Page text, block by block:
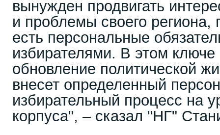
вынужден продвигать
и проблемы своего региона,
есть персональные
избирателями. В этом ключе
обновление политической
внесет определенный
избирательный процесс на
корпуса", – сказал "НГ"